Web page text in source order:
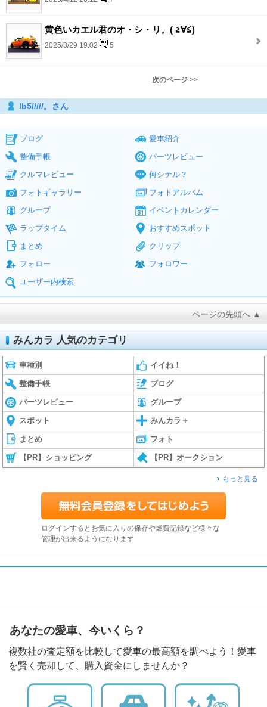
黄色いカエル君のオ・シ・リ。( ≧∀≦)
2025/3/29 19:02 5
次のページ >>
lb5/////。さん
ブログ
愛車紹介
整備手帳
パーツレビュー
クルマレビュー
何シテル？
フォトギャラリー
フォトアルバム
グループ
イベントカレンダー
ラップタイム
おすすめスポット
まとめ
クリップ
フォロー
フォロワー
ユーザー内検索
ページの先頭へ ▲
みんカラ 人気のカテゴリ
車種別 イイね！
整備手帳 ブログ
パーツレビュー グループ
スポット みんカラ＋
まとめ フォト
【PR】ショッピング 【PR】オークション
もっと見る
ログインするとお気に入りの保存や燃費記録など様々な
管理が出来るようになります
あなたの愛車、今いくら？
複数社の査定額を比較して愛車の最高額を調べよう！愛車
を賢く売却して、購入資金にしませんか？